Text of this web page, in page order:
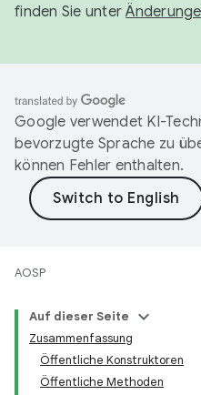
finden Sie unter
Google verwendet KI-
bevorzugte Sprache zu
können Fehler enthalten.
AOSP
Auf dieser Seite
Zusammenfassung
Öffentliche Konstruktoren
Öffentliche Methoden